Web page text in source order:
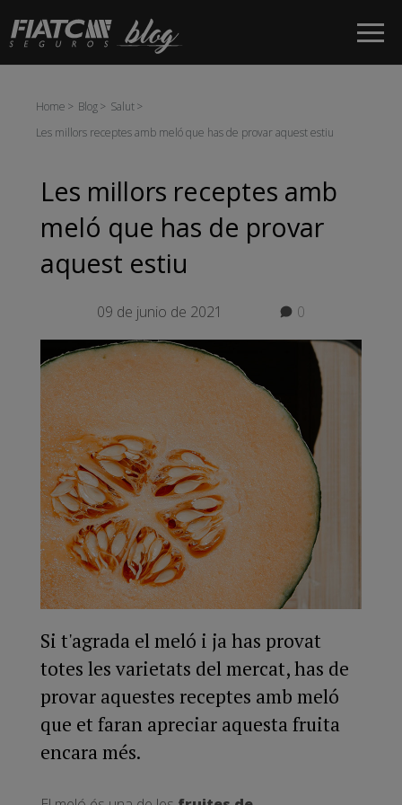
Salta al contingut principal
Home Blog
Salut
Les millors receptes amb meló que has de provar aquest estiu
Les millors receptes amb
meló que has de provar
aquest estiu
09 de junio de 2021 0
Si t'agrada el meló i ja has provat
totes les varietats del mercat, has de
provar aquestes receptes amb meló
que et faran apreciar aquesta fruita
encara més.